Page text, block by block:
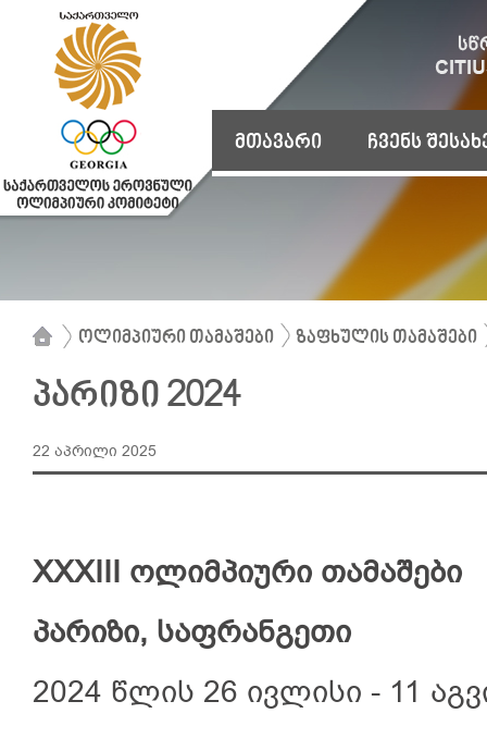
მთავარი ჩვენს
ოლიმპიური თამაშები ზაფხულის თამაშები
პარიზი 2024
22 აპრილი 2025
XXXIII ოლიმპიური თამაშები
პარიზი, საფრანგეთი
2024 წლის 26 ივლისი - 11